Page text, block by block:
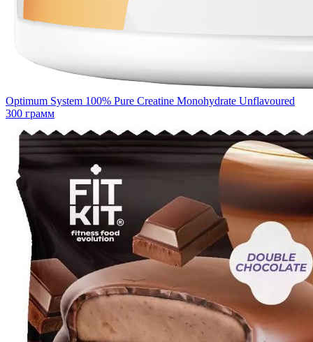
Optimum System 100% Pure Creatine Monohydrate Unflavoured
300 грамм